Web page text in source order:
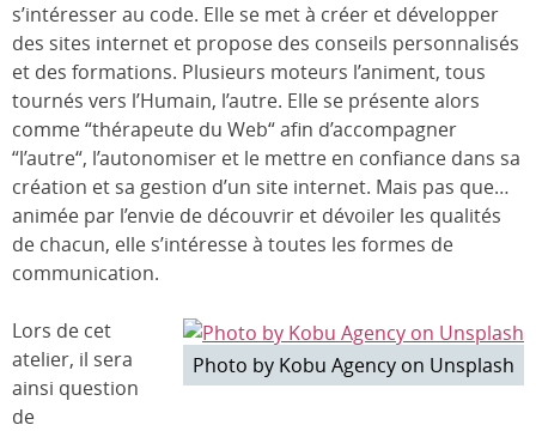
s’intéresser au code. Elle se met à créer et développer
des sites internet et propose des conseils personnalisés
et des formations. Plusieurs moteurs l’animent, tous
tournés vers l’Humain, l’autre. Elle se présente alors
comme “thérapeute du Web“ afin d’accompagner
“l’autre“, l’autonomiser et le mettre en confiance dans sa
création et sa gestion d’un site internet. Mais pas que…
animée par l’envie de découvrir et dévoiler les qualités
de chacun, elle s’intéresse à toutes les formes de
communication.
Photo by Kobu Agency on Unsplash
Lors de cet
atelier, il sera
ainsi question
de